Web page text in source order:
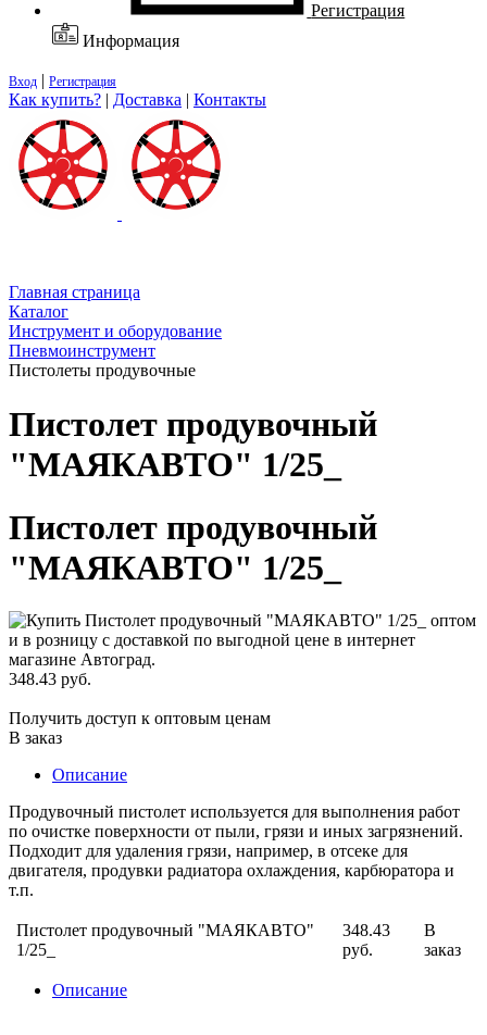
Регистрация
Информация
Вход | Регистрация
Как купить? | Доставка | Контакты
Главная страница
Каталог
Инструмент и оборудование
Пневмоинструмент
Пистолеты продувочные
Пистолет продувочный
"МАЯКАВТО" 1/25_
Пистолет продувочный
"МАЯКАВТО" 1/25_
348.43 руб.
Получить доступ к оптовым ценам
В заказ
Описание
Продувочный пистолет используется для выполнения работ
по очистке поверхности от пыли, грязи и иных загрязнений.
Подходит для удаления грязи, например, в отсеке для
двигателя, продувки радиатора охлаждения, карбюратора и
т.п.
Пистолет продувочный "МАЯКАВТО"
1/25_
348.43
руб.
В
заказ
Описание